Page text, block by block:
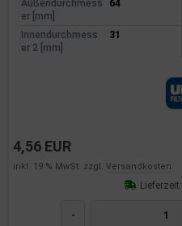
Außendurchmess
er [mm]
64
Innendurchmess
er 2 [mm]
31
4,56 EUR
inkl. 19 % MwSt. zzgl. Versandkosten
Lieferzeit:
-